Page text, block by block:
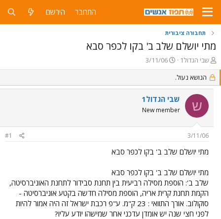
התחבר הירשם
תחבורה ציבורית
מתי יושלם שלב ב' בקו לכפר סבא
פ
ו
ת
ח
נ
שבי הגדול1
פ
ו
ס
ם
ב
ת
ך
3/11/06
הנושא נעול.
ש שבי הגדול1
New member
3/11/06
#1
מתי יושלם שלב ב' בקו לכפר סבא
מתי יושלם שלב ב' בקו לכפר סבא
שלב ב': הוספת מסילה רביעית בין תחנת סבידור לתחנת האוניברסיטה,
הקמת תחנת קרית אריה, הוספת מסילה חדשה בקטע אוניברסיטה -
סוקולוב. אורך התוואי : 23 ק"מ. ע"פ רכבת ישראל זה היה אמור להיות
לפני חצי שנה יש אומדן עדכני אחר שמישהו יודע עליו?